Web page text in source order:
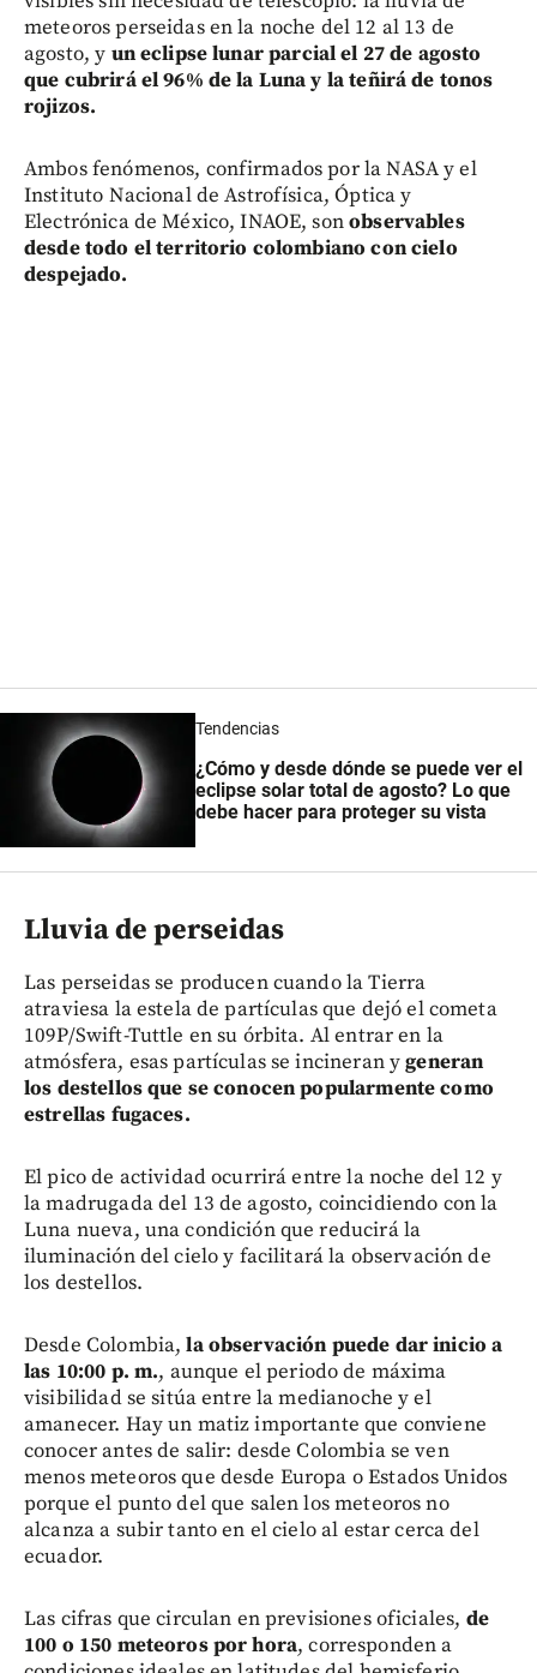
meteoros perseidas en la noche del 12 al 13 de
agosto, y un eclipse lunar parcial el 27 de agosto
que cubrirá el 96% de la Luna y la teñirá de tonos
rojizos.
Ambos fenómenos, confirmados por la NASA y el
Instituto Nacional de Astrofísica, Óptica y
Electrónica de México, INAOE, sonobservables
desde todo el territorio colombiano con cielo
despejado.
Tendencias
¿Cómo y desde dónde se puede ver el
eclipse solar total de agosto? Lo que
debe hacer para proteger su vista
Lluvia de perseidas
Las perseidas se producen cuando la Tierra
atraviesa la estela de partículas que dejó el cometa
109P/Swift-Tuttle en su órbita. Al entrar en la
atmósfera, esas partículas se incineran ygeneran
los destellos que se conocen popularmente como
estrellas fugaces.
El pico de actividad ocurrirá entre la noche del 12 y
la madrugada del 13 de agosto, coincidiendo con la
Luna nueva, una condición que reducirá la
iluminación del cielo y facilitará la observación de
los destellos.
Desde Colombia, la observación puede dar inicio a
las 10:00 p. m., aunque el periodo de máxima
visibilidad se sitúa entre la medianoche y el
amanecer. Hay un matiz importante que conviene
conocer antes de salir: desde Colombia se ven
menos meteoros que desde Europa o Estados Unidos
porque el punto del que salen los meteoros no
alcanza a subir tanto en el cielo al estar cerca del
ecuador.
Las cifras que circulan en previsiones oficiales, de
100 o 150 meteoros por hora, corresponden a